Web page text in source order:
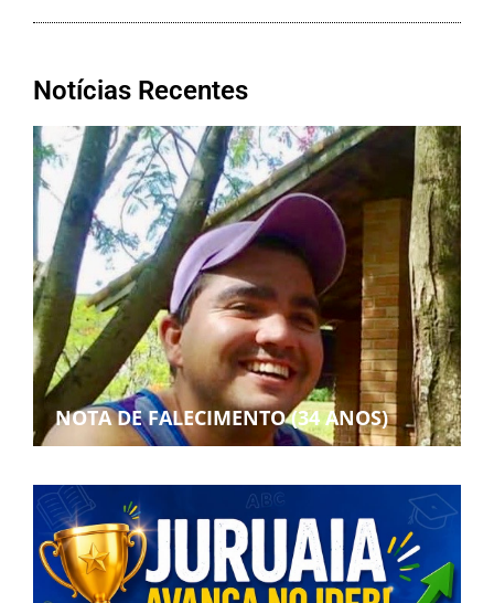
Notícias Recentes
NOTA DE FALECIMENTO (34 ANOS)